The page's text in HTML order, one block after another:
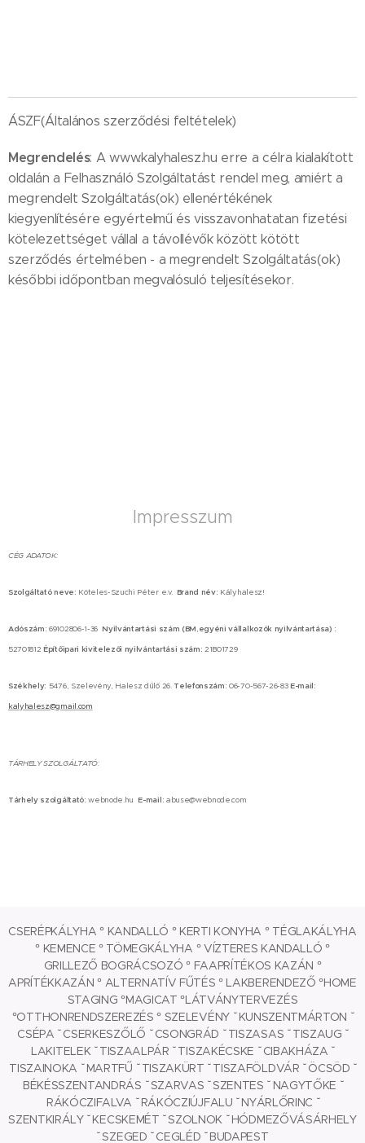
ÁSZF(Általános szerződési feltételek)
Megrendelés: A www.kalyhalesz.hu erre a célra kialakított
oldalán a Felhasználó Szolgáltatást rendel meg, amiért a
megrendelt Szolgáltatás(ok) ellenértékének
kiegyenlítésére egyértelmű és visszavonhatatan fizetési
kötelezettséget vállal a távollévők között kötött
szerződés értelmében - a megrendelt Szolgáltatás(ok)
későbbi időpontban megvalósuló teljesítésekor.
Impresszum
CÉG ADATOK:
Szolgáltató neve: Köteles-Szuchi Péter e.v. Brand név: Kályhalesz!
Adószám: 69102806-1-36Nyilvántartási szám (BM,egyéni vállalkozók nyilvántartása) :
52701812Építőipari kivitelezői nyilvántartási szám:21B01729
Székhely: 5476, Szelevény, Halesz dűlő 26.Telefonszám:06-70-567-26-83E-mail:
kalyhalesz@gmail.com
TÁRHELY SZOLGÁLTATÓ:
Tárhely szolgáltató: webnode.hu E-mail: abuse@webnode.com
CSERÉPKÁLYHA ° KANDALLÓ ° KERTI KONYHA ° TÉGLAKÁLYHA
° KEMENCE ° TÖMEGKÁLYHA ° VÍZTERES KANDALLÓ °
GRILLEZŐ BOGRÁCSOZÓ ° FAAPRÍTÉKOS KAZÁN °
APRÍTÉKKAZÁN ° ALTERNATÍV FŰTÉS ° LAKBERENDEZŐ °HOME
STAGING °MAGICAT °LÁTVÁNYTERVEZÉS
°OTTHONRENDSZEREZÉS ° SZELEVÉNY ˘ KUNSZENTMÁRTON ˘
CSÉPA ˘ CSERKESZŐLŐ ˘ CSONGRÁD ˘ TISZASAS ˘ TISZAUG ˘
LAKITELEK ˘ TISZAALPÁR ˘ TISZAKÉCSKE ˘ CIBAKHÁZA ˘
TISZAINOKA ˘ MARTFŰ ˘ TISZAKÜRT ˘ TISZAFÖLDVÁR ˘ ÖCSÖD ˘
BÉKÉSSZENTANDRÁS ˘ SZARVAS ˘ SZENTES ˘ NAGYTŐKE ˘
RÁKÓCZIFALVA ˘ RÁKÓCZIÚJFALU ˘ NYÁRLŐRINC ˘
SZENTKIRÁLY ˘ KECSKEMÉT ˘ SZOLNOK ˘ HÓDMEZŐVÁSÁRHELY
˘ SZEGED ˘ CEGLÉD ˘ BUDAPEST